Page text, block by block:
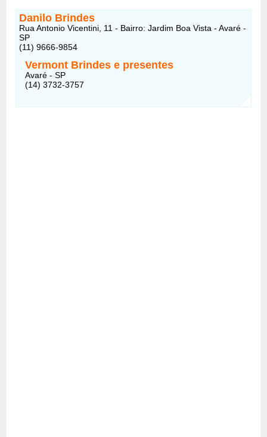
Danilo Brindes
Rua Antonio Vicentini, 11 - Bairro: Jardim Boa Vista - Avaré -
SP
(11) 9666-9854
Vermont Brindes e presentes
Avaré - SP
(14) 3732-3757